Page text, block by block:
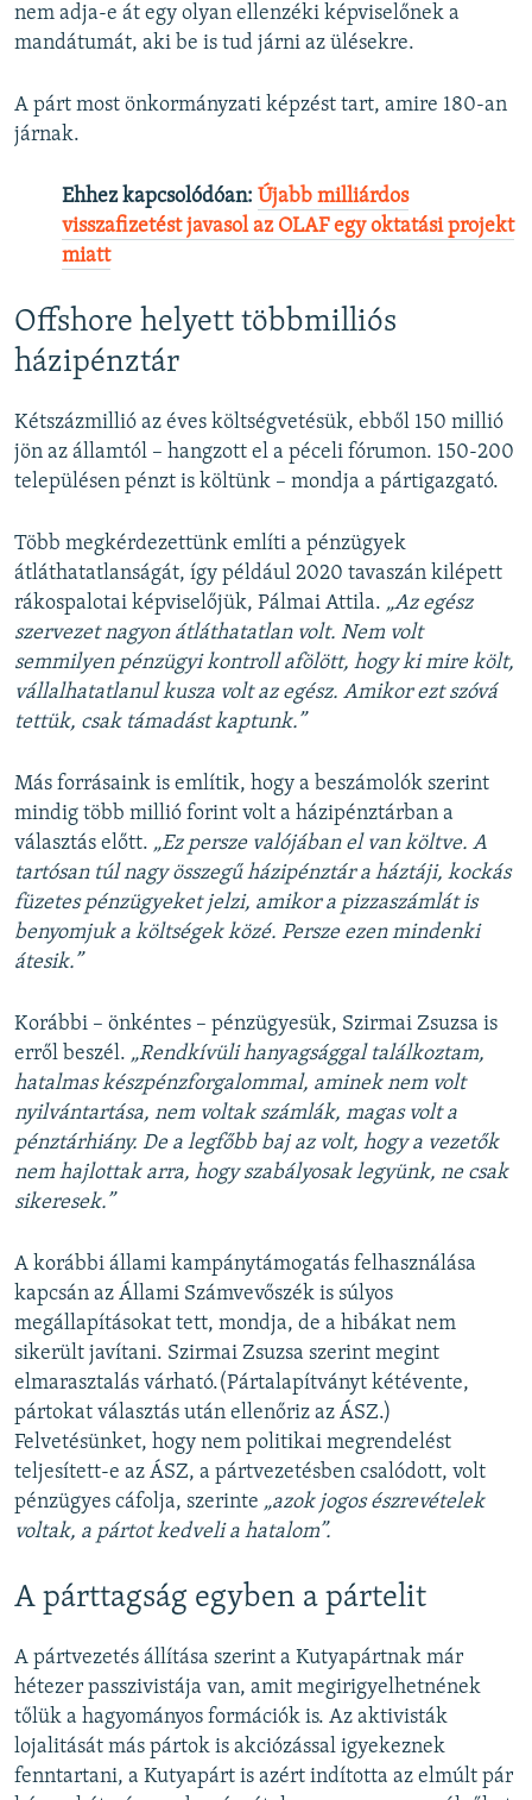
nem adja-e át egy olyan ellenzéki képviselőnek a
mandátumát, aki be is tud járni az ülésekre.
A párt most önkormányzati képzést tart, amire 180-an
járnak.
Ehhez kapcsolódóan: Újabb milliárdos
visszafizetést javasol az OLAF egy oktatási projekt
miatt
Offshore helyett többmilliós
házipénztár
Kétszázmillió az éves költségvetésük, ebből 150 millió
jön az államtól – hangzott el a péceli fórumon. 150-200
településen pénzt is költünk – mondja a pártigazgató.
Több megkérdezettünk említi a pénzügyek
átláthatatlanságát, így például 2020 tavaszán kilépett
rákospalotai képviselőjük, Pálmai Attila. „Az egész
szervezet nagyon átláthatatlan volt. Nem volt
semmilyen pénzügyi kontroll afölött, hogy ki mire költ,
vállalhatatlanul kusza volt az egész. Amikor ezt szóvá
tettük, csak támadást kaptunk.”
Más forrásaink is említik, hogy a beszámolók szerint
mindig több millió forint volt a házipénztárban a
választás előtt. „Ez persze valójában el van költve. A
tartósan túl nagy összegű házipénztár a háztáji, kockás
füzetes pénzügyeket jelzi, amikor a pizzaszámlát is
benyomjuk a költségek közé. Persze ezen mindenki
átesik.”
Korábbi – önkéntes – pénzügyesük, Szirmai Zsuzsa is
erről beszél. „Rendkívüli hanyagsággal találkoztam,
hatalmas készpénzforgalommal, aminek nem volt
nyilvántartása, nem voltak számlák, magas volt a
pénztárhiány. De a legfőbb baj az volt, hogy a vezetők
nem hajlottak arra, hogy szabályosak legyünk, ne csak
sikeresek.”
A korábbi állami kampánytámogatás felhasználása
kapcsán az Állami Számvevőszék is súlyos
megállapításokat tett, mondja, de a hibákat nem
sikerült javítani. Szirmai Zsuzsa szerint megint
elmarasztalás várható.(Pártalapítványt kétévente,
pártokat választás után ellenőriz az ÁSZ.)
Felvetésünket, hogy nem politikai megrendelést
teljesített-e az ÁSZ, a pártvezetésben csalódott, volt
pénzügyes cáfolja, szerinte „azok jogos észrevételek
voltak, a pártot kedveli a hatalom”.
A párttagság egyben a pártelit
A pártvezetés állítása szerint a Kutyapártnak már
hétezer passzivistája van, amit megirigyelhetnének
tőlük a hagyományos formációk is. Az aktivisták
lojalitását más pártok is akciózással igyekeznek
fenntartani, a Kutyapárt is azért indította az elmúlt pár